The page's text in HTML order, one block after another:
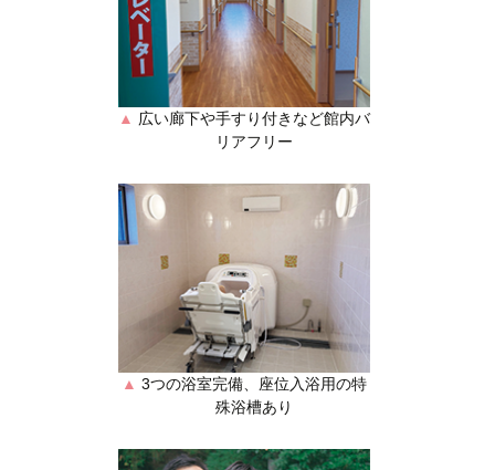
▲ 広い廊下や手すり付きなど館内バ
リアフリー
▲ 3つの浴室完備、座位入浴用の特
殊浴槽あり